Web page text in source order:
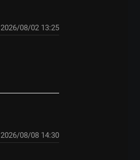
2026/08/02 13:25
2026/08/08 14:30